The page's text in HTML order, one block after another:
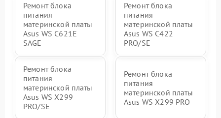
Ремонт блока
питания
материнской платы
Asus WS C621E
SAGE
Ремонт блока
питания
материнской платы
Asus WS C422
PRO/SE
Ремонт блока
питания
материнской платы
Asus WS X299
PRO/SE
Ремонт блока
питания
материнской платы
Asus WS X299 PRO